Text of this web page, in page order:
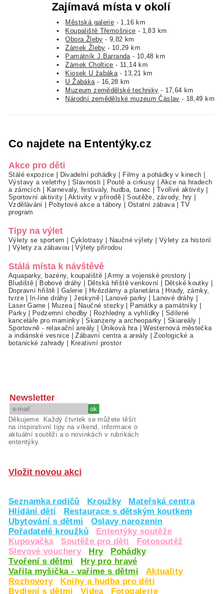
Zajímavá místa v okolí
Městská galerie - 1,16 km
Koupaliště Třemošnice - 1,83 km
Obora Žleby - 9,82 km
Zámek Žleby - 10,29 km
Památník J.Barranda - 10,48 km
Zámek Choltice - 11,14 km
Kiosek U žabáka - 13,21 km
U Žabáka - 16,28 km
Muzeum zemědělské techniky - 17,64 km
Národní zemědělské muzeum Čáslav - 18,49 km
Co najdete na Ententýky.cz
Akce pro děti
Stálé expozice Divadelní pohádky Filmy a pohádky v kinech
Výstavy a veletrhy|Slavnosti Poutě a cirkusy
Akce na hradech
a zámcích
Karnevaly, festivaly, hudba, tanec Tvořivé aktivity
Sportovní aktivity|Aktivity v přírodě |Soutěže, závody, hry
Vzdělávání
Pobytové akce a tábory Ostatní zábava |TV
program
Tipy na výlet
Výlety se sportem Cyklotrasy Naučné výlety
Výlety za historií
Výlety za zábavou |Výlety přírodou
Stálá místa k návštěvě
Aquaparky, bazény, koupaliště |Army a vojenské prostory
Bludiště
Bobové dráhy Dětská hřiště venkovní Dětské koutky
Dopravní hřiště
Galerie Hvězdárny a planetária
Hrady, zámky,
tvrze| In-line dráhy |Jeskyně| Lanové parky Lanové dráhy
Laser Game
Muzea| Naučné stezky Památky a památníky
Parky| Podzemní chodby Rozhledny a vyhlídky
Sdílené
kanceláře pro maminky |Skanzeny a archeoparky Skiareály
Sportovně - relaxační areály
Úniková hra |Westernová městečka
a indiánské vesnice |Zábavní centra a areály |Zoologické a
botanické zahrady
Kreativní prostor
Newsletter
Děkujeme. Každý čtvrtek se můžete těšit
na inspirativní tipy na víkend, informace o
aktuální soutěži a o novinkách v rubrikách
ententýky.
Vložit novou akci
Seznamka rodičů Kroužky
Mateřská centra
Hlídání dětí
Restaurace s dětským koutkem
Ubytování s dětmi
Oslavy narozenin
Pořadatelé kroužků
Ententýky soutěže
Kupovačka
Soutěže pro děti
Fotosoutěž
Slevové vouchery
Hry
Pohádky
Tvoření s dětmi
Hry pro hravé
Vařila myšička - vaříme s dětmi
Aktuality
Rozhovory
Knihy a hudba pro děti
Bydlení s dětmi
Videa Fotogalerie